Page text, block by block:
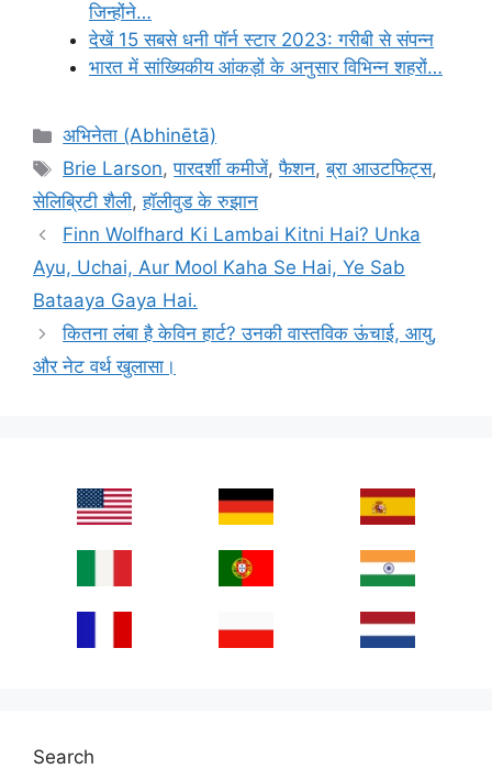
जिन्होंने…
देखें 15 सबसे धनी पॉर्न स्टार 2023: गरीबी से संपन्न
भारत में सांख्यिकीय आंकड़ों के अनुसार विभिन्न शहरों…
Categories
अभिनेता (Abhinētā)
Tags
Brie Larson,पारदर्शी कमीजें,फैशन,ब्रा आउटफिट्स,
सेलिब्रिटी शैली,हॉलीवुड के रुझान
Finn Wolfhard Ki Lambai Kitni Hai? Unka
Ayu, Uchai, Aur Mool Kaha Se Hai, Ye Sab
Bataaya Gaya Hai.
कितना लंबा है केविन हार्ट? उनकी वास्तविक ऊंचाई, आयु,
और नेट वर्थ खुलासा।
Search